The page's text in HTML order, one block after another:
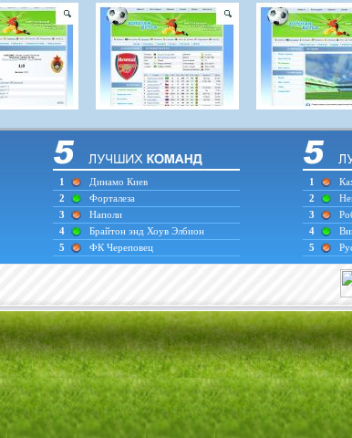
1
Динамо Киев
2
Форталеза
3
Наполи
4
Брайтон энд Хоув Элбион
5
ФК Череповец
1
2
3
4
5